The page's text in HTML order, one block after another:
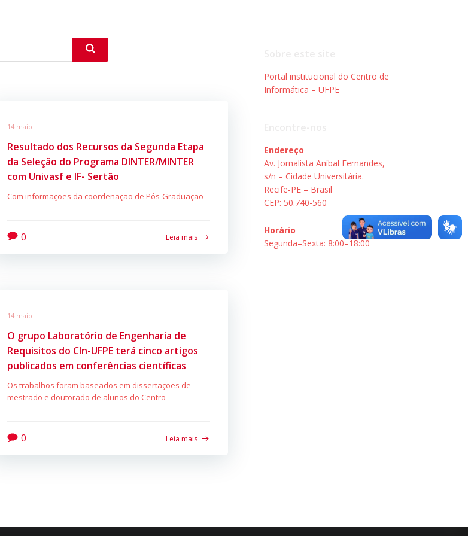
14 maio
Resultado dos Recursos da Segunda Etapa
da Seleção do Programa DINTER/MINTER
com Univasf e IF- Sertão
Com informações da coordenação de Pós-Graduação
0 Leia mais
14 maio
O grupo Laboratório de Engenharia de
Requisitos do CIn-UFPE terá cinco artigos
publicados em conferências científicas
Os trabalhos foram baseados em dissertações de
mestrado e doutorado de alunos do Centro
0 Leia mais
Portal institucional do Centro de
Informática – UFPE
Endereço
Av. Jornalista Aníbal Fernandes,
s/n – Cidade Universitária.
Recife-PE – Brasil
CEP: 50.740-560
Horário
Segunda–Sexta: 8:00–18:00